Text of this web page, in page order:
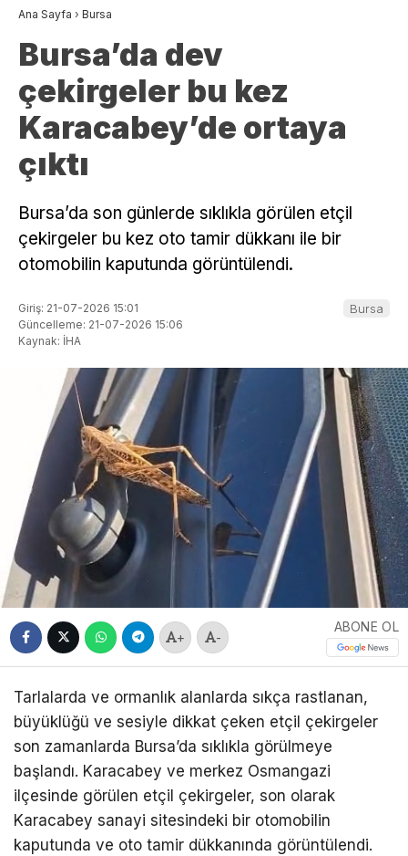
Ana Sayfa › Bursa
Bursa’da dev
çekirgeler bu kez
Karacabey’de ortaya
çıktı
Bursa’da son günlerde sıklıkla görülen etçil
çekirgeler bu kez oto tamir dükkanı ile bir
otomobilin kaputunda görüntülendi.
Giriş: 21-07-2026 15:01
Güncelleme: 21-07-2026 15:06
Kaynak: İHA
Bursa
+ -
ABONE OL
Tarlalarda ve ormanlık alanlarda sıkça rastlanan,
büyüklüğü ve sesiyle dikkat çeken etçil çekirgeler
son zamanlarda Bursa’da sıklıkla görülmeye
başlandı. Karacabey ve merkez Osmangazi
ilçesinde görülen etçil çekirgeler, son olarak
Karacabey sanayi sitesindeki bir otomobilin
kaputunda ve oto tamir dükkanında görüntülendi.